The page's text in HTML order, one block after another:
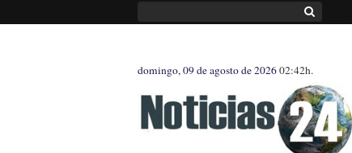
domingo, 09 de agosto de 202602:42h.